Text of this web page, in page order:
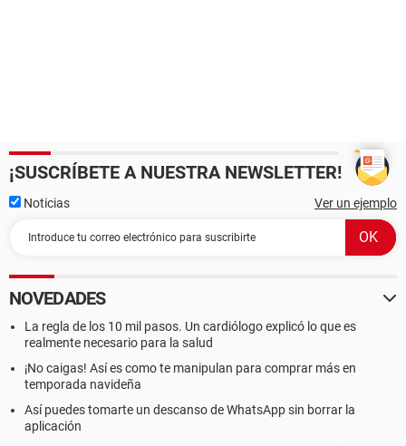
¡SUSCRÍBETE A NUESTRA NEWSLETTER!
Noticias Ver un ejemplo
NOVEDADES
La regla de los 10 mil pasos. Un cardiólogo explicó lo que es
realmente necesario para la salud
¡No caigas! Así es como te manipulan para comprar más en
temporada navideña
Así puedes tomarte un descanso de WhatsApp sin borrar la
aplicación